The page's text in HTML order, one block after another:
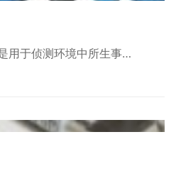
用于侦测环境中所生事…